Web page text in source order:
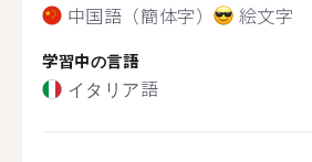
中国語（簡体字） 絵文字
学習中の言語
イタリア語